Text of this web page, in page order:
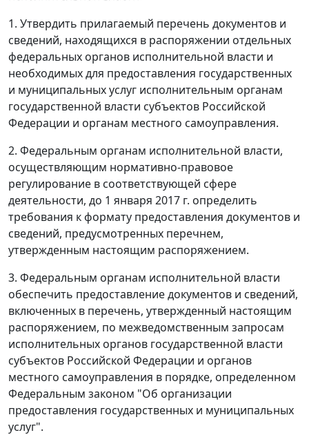
1. Утвердить прилагаемый перечень документов и
сведений, находящихся в распоряжении отдельных
федеральных органов исполнительной власти и
необходимых для предоставления государственных
и муниципальных услуг исполнительным органам
государственной власти субъектов Российской
Федерации и органам местного самоуправления.
2. Федеральным органам исполнительной власти,
осуществляющим нормативно-правовое
регулирование в соответствующей сфере
деятельности, до 1 января 2017 г. определить
требования к формату предоставления документов и
сведений, предусмотренных перечнем,
утвержденным настоящим распоряжением.
3. Федеральным органам исполнительной власти
обеспечить предоставление документов и сведений,
включенных в перечень, утвержденный настоящим
распоряжением, по межведомственным запросам
исполнительных органов государственной власти
субъектов Российской Федерации и органов
местного самоуправления в порядке, определенном
Федеральным законом "Об организации
предоставления государственных и муниципальных
услуг".